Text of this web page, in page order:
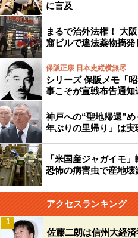
に言及
まるで治外法権！ 大
窟ビルで違法薬物摘発
保阪正康 日本史縦横無尽
シリーズ 保阪メモ「
事こそが宣戦布告通知
神戸への“聖地帰還”
年ぶりの里帰り」は実
「米国産ジャガイモ
恐怖の病害虫で産地
アクセスランキング
佐藤二朗は信州大経
1